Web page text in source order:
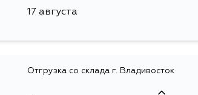
17 августа
Отгрузка со склада г. Владивосток